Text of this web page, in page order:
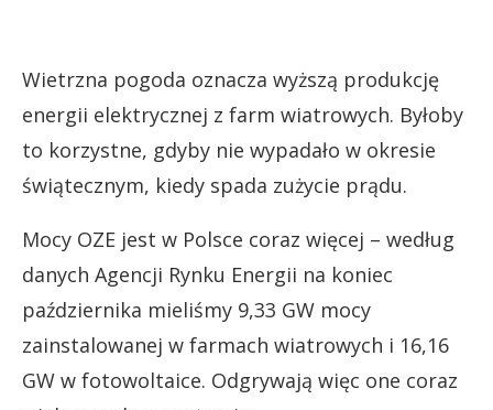
Wietrzna pogoda oznacza wyższą produkcję
energii elektrycznej z farm wiatrowych. Byłoby
to korzystne, gdyby nie wypadało w okresie
świątecznym, kiedy spada zużycie prądu.
Mocy OZE jest w Polsce coraz więcej – według
danych Agencji Rynku Energii na koniec
października mieliśmy 9,33 GW mocy
zainstalowanej w farmach wiatrowych i 16,16
GW w fotowoltaice. Odgrywają więc one coraz